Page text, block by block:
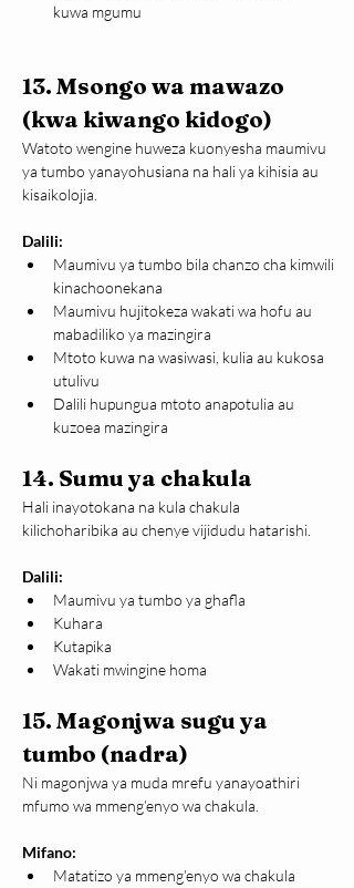
kuwa mgumu
13. Msongo wa mawazo
(kwa kiwango kidogo)
Watoto wengine huweza kuonyesha maumivu
ya tumbo yanayohusiana na hali ya kihisia au
kisaikolojia.
Dalili:
Maumivu ya tumbo bila chanzo cha kimwili
kinachoonekana
Maumivu hujitokeza wakati wa hofu au
mabadiliko ya mazingira
Mtoto kuwa na wasiwasi, kulia au kukosa
utulivu
Dalili hupungua mtoto anapotulia au
kuzoea mazingira
14. Sumu ya chakula
Hali inayotokana na kula chakula
kilichoharibika au chenye vijidudu hatarishi.
Dalili:
Maumivu ya tumbo ya ghafla
Kuhara
Kutapika
Wakati mwingine homa
15. Magonjwa sugu ya
tumbo (nadra)
Ni magonjwa ya muda mrefu yanayoathiri
mfumo wa mmeng’enyo wa chakula.
Mifano:
Matatizo ya mmeng’enyo wa chakula